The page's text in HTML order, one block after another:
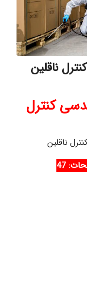
ناقلین
کنترل
ناقلین
47